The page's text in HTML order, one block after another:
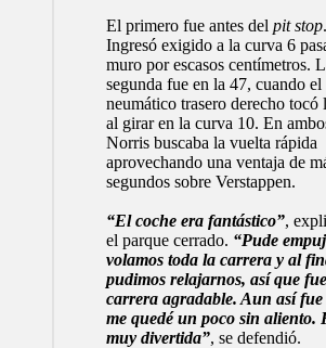
El primero fue antes del pit stop.
Ingresó exigido a la curva 6
muro por escasos centímetros.
segunda fue en la 47, cuando el
neumático trasero derecho tocó
al girar en la curva 10. En
Norris buscaba la vuelta rápida
aprovechando una ventaja de
segundos sobre Verstappen.
“El coche era fantástico”,
el parque cerrado. “Pude
volamos toda la carrera y al
pudimos relajarnos, así que
carrera agradable. Aun así
me quedé un poco sin aliento.
muy divertida”, se defendió.